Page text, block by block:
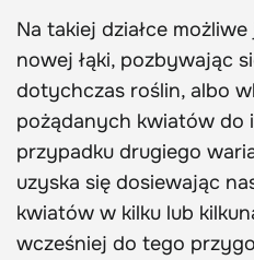
Na takiej działce
nowej łąki, pozbywając
dotychczas roślin, albo
pożądanych kwiatów do
przypadku drugiego
uzyska się dosiewając
kwiatów w kilku lub
wcześniej do tego